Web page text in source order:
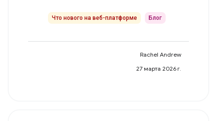
Что нового на веб-платформе Блог
Rachel Andrew
27 марта 2026 г.